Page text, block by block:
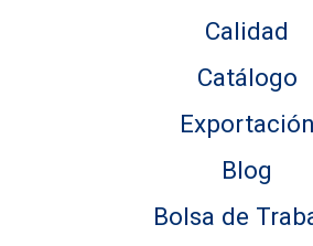
Calidad
Catálogo
Exportación
Blog
Bolsa de